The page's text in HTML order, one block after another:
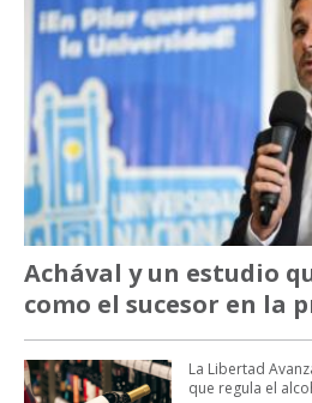
Achával y un estudio
como el sucesor en la
La Libertad
que regula el